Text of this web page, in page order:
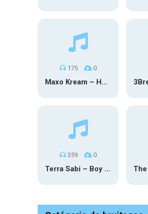
175 0
Maxo Kream – HOW TF I’M LUCKY
359 0
Terra Sabi – Boy Game X Marcia Cruz